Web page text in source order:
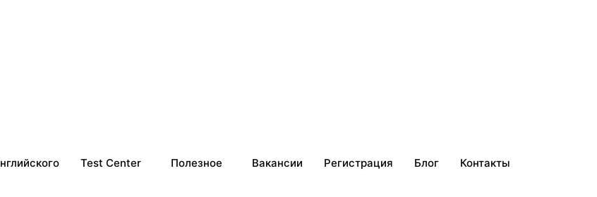
Test Center Полезное Вакансии Регистрация Блог Контакты